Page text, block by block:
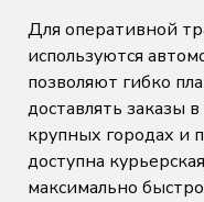
Для оперативной
используются
позволяют гибко
доставлять заказы
крупных городах и
доступна
максимально